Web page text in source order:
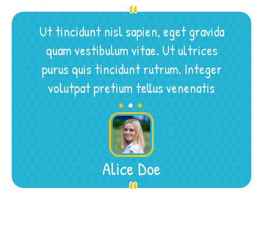
Ut tincidunt nisl sapien, eget gravida
quam vestibulum vitae. Ut ultrices
purus quis tincidunt rutrum. Integer
volutpat pretium tellus venenatis
...
Alice Doe